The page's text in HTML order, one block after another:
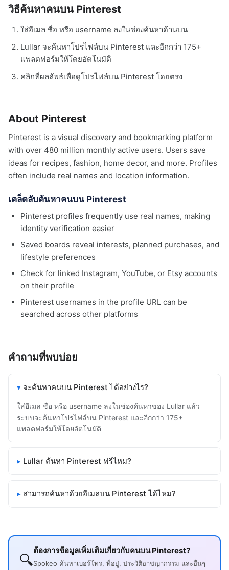
วิธีค้นหาคนบน Pinterest
ใส่อีเมล ชื่อ หรือ username ลงในช่องค้นหาด้านบน
Lullar จะค้นหาโปรไฟล์บน Pinterest และอีกกว่า 175+
แพลตฟอร์มให้โดยอัตโนมัติ
คลิกที่ผลลัพธ์เพื่อดูโปรไฟล์บน Pinterest โดยตรง
About Pinterest
Pinterest is a visual discovery and bookmarking platform
with over 480 million monthly active users. Users save
ideas for recipes, fashion, home decor, and more. Profiles
often include real names and location information.
เคล็ดลับค้นหาคนบน Pinterest
Pinterest profiles frequently use real names, making
identity verification easier
Saved boards reveal interests, planned purchases, and
lifestyle preferences
Check for linked Instagram, YouTube, or Etsy accounts
on their profile
Pinterest usernames in the profile URL can be
searched across other platforms
คำถามที่พบบ่อย
จะค้นหาคนบน Pinterest ได้อย่างไร?
ใส่อีเมล ชื่อ หรือ username ลงในช่องค้นหาของ Lullar แล้ว
ระบบจะค้นหาโปรไฟล์บน Pinterest และอีกกว่า 175+
แพลตฟอร์มให้โดยอัตโนมัติ
Lullar ค้นหา Pinterest ฟรีไหม?
สามารถค้นหาด้วยอีเมลบน Pinterest ได้ไหม?
🔍
ต้องการข้อมูลเพิ่มเติมเกี่ยวกับคนบน Pinterest?
Spokeo ค้นหาเบอร์โทร, ที่อยู่, ประวัติอาชญากรรม และอื่นๆ